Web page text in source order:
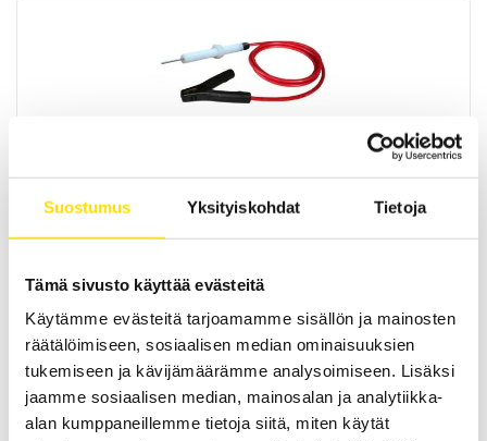
Suostumus Yksityiskohdat Tietoja
Tämä sivusto käyttää evästeitä
Käytämme evästeitä tarjoamamme sisällön ja mainosten
räätälöimiseen, sosiaalisen median ominaisuuksien
tukemiseen ja kävijämäärämme analysoimiseen. Lisäksi
jaamme sosiaalisen median, mainosalan ja analytiikka-
alan kumppaneillemme tietoja siitä, miten käytät
ETL HVC16-KL-testikaapeli HIRAT-liittimellä ja isolla
hauenleualla
ETL HVC16-KL-testikaapeli HIRAT-liittimellä ja isolla hauenleualla.